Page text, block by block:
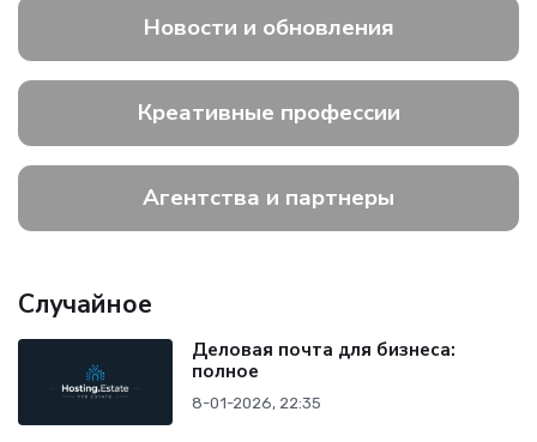
Новости и обновления
Креативные профессии
Агентства и партнеры
Случайное
Деловая почта для бизнеса:
полное
8-01-2026, 22:35